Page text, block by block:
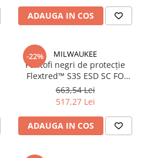
ADAUGA IN COS
-22% MILWAUKEE
Pantofi negri de protecție
Flextred™ S3S ESD SC FO
SR38, mărimea 38/5,
(4932493716)
663,54 Lei
517,27 Lei
ADAUGA IN COS